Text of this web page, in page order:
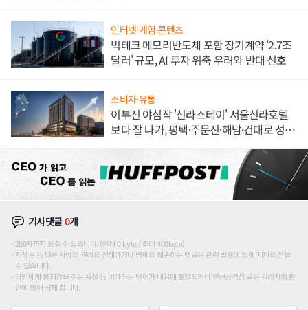
인터넷·게임·콘텐츠
빅테크 메모리반도체 포함 장기계약 '2.7조
달러' 규모, AI 투자 위축 우려와 반대 신호
소비자·유통
이부진 야심작 '신라스테이' 서울신라호텔
보다 잘 나가, 평택·주문진·해남·건대로 성
기사댓글0개
200자까지 쓰실 수 있습니다. (현재 0 byte / 최대 400byte)
저작권 등 다른 사람의 권리를 침해하거나 명예를 훼손하는 댓글은 관련 법률에 의해 제재를 받을
수 있습니다.
타인에게 불쾌감을 주는 욕설 등 비하하는 단어가 내용에 포함되거나 인신공격성 글은 관리자의 판
단에 의해 삭제 합니다.